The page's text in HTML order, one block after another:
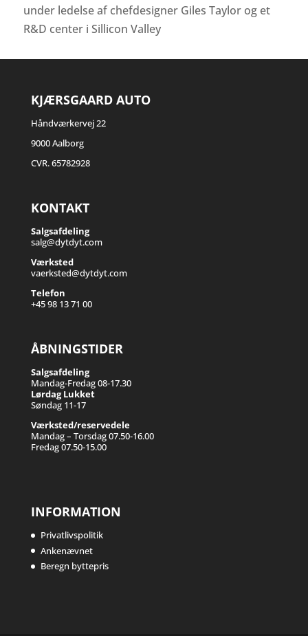
under ledelse af chefdesigner Giles Taylor og et
R&D center i Sillicon Valley
KJÆRSGAARD AUTO
Håndværkervej 22
9000 Aalborg
CVR. 65782928
KONTAKT
Salgsafdeling
salg@dytdyt.com
Værksted
vaerksted@dytdyt.com
Telefon
+45 98 13 71 00
ÅBNINGSTIDER
Salgsafdeling
Mandag-Fredag 08-17.30
Lørdag Lukket
Søndag 11-17
Værksted/reservedele
Mandag – Torsdag 07.50-16.00
Fredag 07.50-15.00
INFORMATION
Privatlivspolitik
Ankenævnet
Beregn byttepris